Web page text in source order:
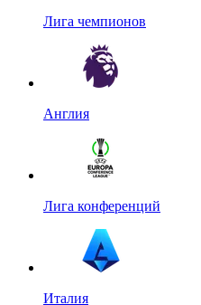
Лига чемпионов
Англия
Лига конференций
Италия